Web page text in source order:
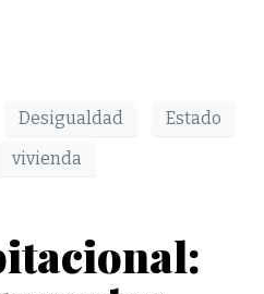
Desigualdad
Estado
vivienda